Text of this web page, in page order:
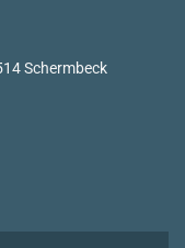
Schermbeck